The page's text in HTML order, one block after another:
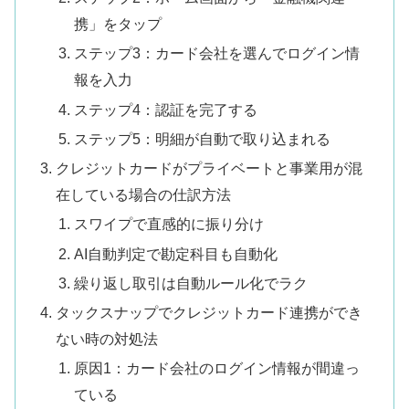
携」をタップ
ステップ3：カード会社を選んでログイン情
報を入力
ステップ4：認証を完了する
ステップ5：明細が自動で取り込まれる
クレジットカードがプライベートと事業用が混
在している場合の仕訳方法
スワイプで直感的に振り分け
AI自動判定で勘定科目も自動化
繰り返し取引は自動ルール化でラク
タックスナップでクレジットカード連携ができ
ない時の対処法
原因1：カード会社のログイン情報が間違っ
ている